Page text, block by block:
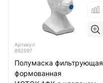
Артикул
892597
Полумаска фильтрующая
формованная